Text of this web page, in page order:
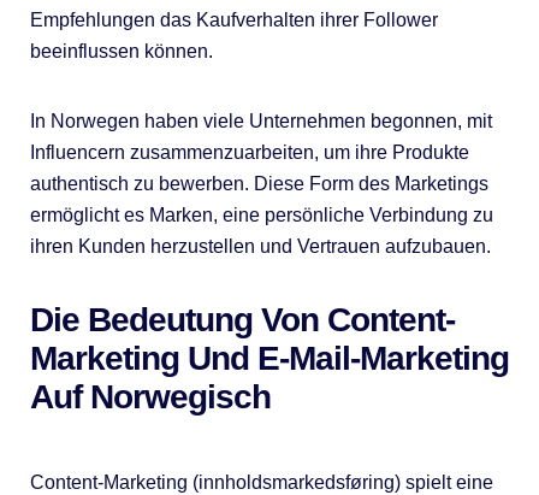
Empfehlungen das Kaufverhalten ihrer Follower
beeinflussen können.
In Norwegen haben viele Unternehmen begonnen, mit
Influencern zusammenzuarbeiten, um ihre Produkte
authentisch zu bewerben. Diese Form des Marketings
ermöglicht es Marken, eine persönliche Verbindung zu
ihren Kunden herzustellen und Vertrauen aufzubauen.
Die Bedeutung Von Content-
Marketing Und E-Mail-Marketing
Auf Norwegisch
Content-Marketing (innholdsmarkedsføring) spielt eine